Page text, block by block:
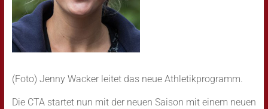
(Foto) Jenny Wacker leitet das neue Athletikprogramm.
Die CTA startet nun mit der neuen Saison mit einem neuen